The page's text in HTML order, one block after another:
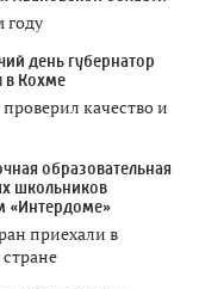
году
день губернатор
в Кохме
качество и
образовательная
школьников
«Интердоме»
приехали в